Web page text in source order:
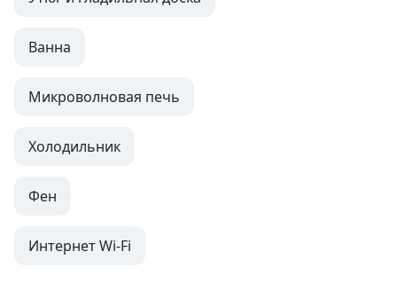
Ванна
Микроволновая печь
Холодильник
Фен
Интернет Wi-Fi